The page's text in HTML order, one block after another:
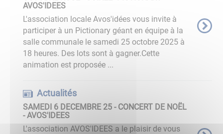
AVOS'IDEES
L'association locale Avos'idées vous invite à
participer à un Pictionary géant en équipe à la
salle communale le samedi 25 octobre 2025 à
18 heures. Des lots sont à gagner.Cette
animation est proposée ...
Actualités
SAMEDI 6 DECEMBRE 25 - CONCERT DE NOËL
- AVOS'IDEES
L'association AVOS'IDEES a le plaisir de vous